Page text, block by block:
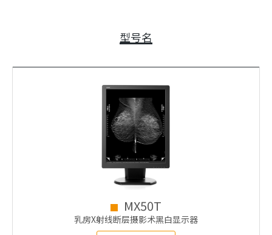
型号名
MX50T
乳房X射线断层摄影术黑白显示器